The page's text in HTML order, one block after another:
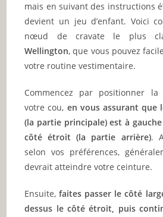
mais en suivant des instructions
devient un jeu d’enfant. Voici
nœud de cravate le plus
Wellington, que vous pouvez
votre routine vestimentaire.
Commencez par positionner
votre cou, en vous assurant que
(la partie principale) est à
côté étroit (la partie arrière).
selon vos préférences,
devrait atteindre votre ceinture.
Ensuite,faites passer le côté
dessus le côté étroit, puis